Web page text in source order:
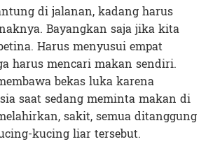
di jalanan, kadang harus
Bayangkan saja jika kita
Harus menyusui empat
harus mencari makan sendiri.
bekas luka karena
saat sedang meminta makan di
sakit, semua ditanggung
kucing liar tersebut.